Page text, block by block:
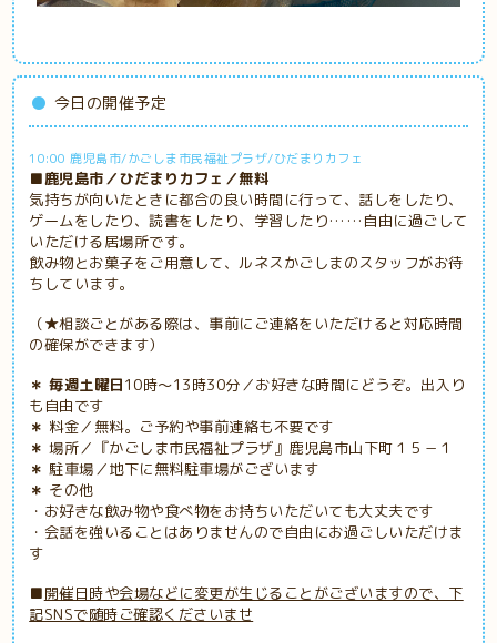
今日の開催予定
10:00 鹿児島市/かごしま市民福祉プラザ/ひだまりカフェ
■鹿児島市／ひだまりカフェ／無料
気持ちが向いたときに都合の良い時間に行って、話しをしたり、
ゲームをしたり、読書をしたり、学習したり……自由に過ごして
いただける居場所です。
飲み物とお菓子をご用意して、ルネスかごしまのスタッフがお待
ちしています。
（★相談ごとがある際は、事前にご連絡をいただけると対応時間
の確保ができます）
＊ 毎週土曜日10時～13時30分／お好きな時間にどうぞ。出入り
も自由です
＊ 料金／無料。ご予約や事前連絡も不要です
＊ 場所／『かごしま市民福祉プラザ』鹿児島市山下町１５－１
＊ 駐車場／地下に無料駐車場がございます
＊ その他
・お好きな飲み物や食べ物をお持ちいただいても大丈夫です
・会話を強いることはありませんので自由にお過ごしいただけま
す
■開催日時や会場などに変更が生じることがございますので、下
記SNSで随時ご確認くださいませ